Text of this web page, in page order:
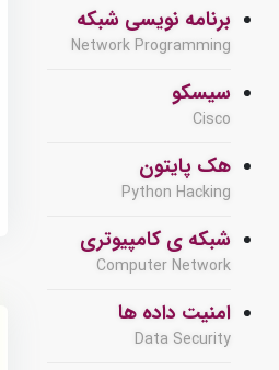
برنامه نویسی شبکه
Network Programming
سیسکو
Cisco
هک پایتون
Python Hacking
شبکه ی کامپیوتری
Computer Network
امنیت داده ها
Data Security